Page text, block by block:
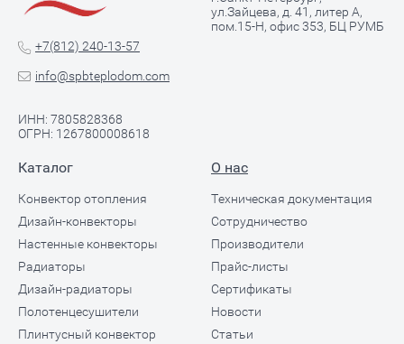
+7(812) 240-13-57
info@spbteplodom.com
ИНН: 7805828368
ОГРН: 1267800008618
ул.Зайцева, д. 41, литер А,
пом.15-Н, офис 353, БЦ РУМБ
Каталог
Конвектор отопления
Дизайн-конвекторы
Настенные конвекторы
Радиаторы
Дизайн-радиаторы
Полотенцесушители
Плинтусный конвектор
О нас
Техническая документация
Сотрудничество
Производители
Прайс-листы
Сертификаты
Новости
Статьи